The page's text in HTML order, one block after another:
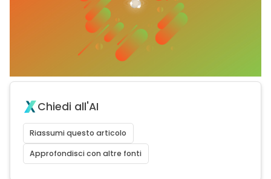
Chiedi all'AI
Riassumi questo articolo
Approfondisci con altre fonti